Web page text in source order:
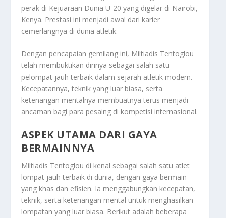
perak di Kejuaraan Dunia U-20 yang digelar di Nairobi,
Kenya. Prestasi ini menjadi awal dari karier
cemerlangnya di dunia atletik.
Dengan pencapaian gemilang ini, Miltiadis Tentoglou
telah membuktikan dirinya sebagai salah satu
pelompat jauh terbaik dalam sejarah atletik modern.
Kecepatannya, teknik yang luar biasa, serta
ketenangan mentalnya membuatnya terus menjadi
ancaman bagi para pesaing di kompetisi internasional.
ASPEK UTAMA DARI GAYA
BERMAINNYA
Miltiadis Tentoglou di kenal sebagai salah satu atlet
lompat jauh terbaik di dunia, dengan gaya bermain
yang khas dan efisien. Ia menggabungkan kecepatan,
teknik, serta ketenangan mental untuk menghasilkan
lompatan yang luar biasa. Berikut adalah beberapa